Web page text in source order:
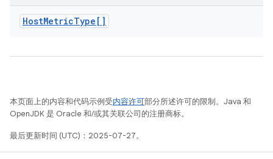
HostMetricType[]
本页面上的内容和代码示例受内容许可部分所述许可的限制。Java 和
OpenJDK 是 Oracle 和/或其关联公司的注册商标。
最后更新时间 (UTC)：2025-07-27。